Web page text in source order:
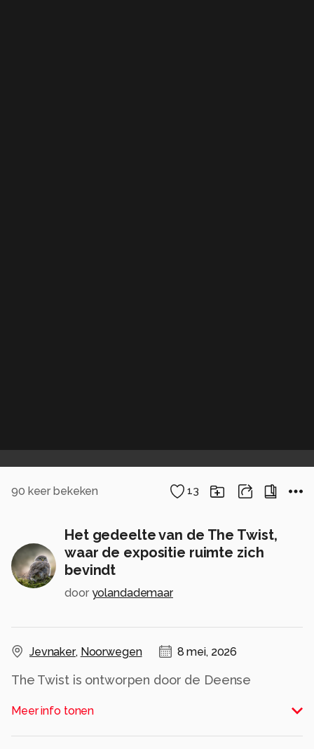
90 keer bekeken 13
Het gedeelte van de The Twist,
waar de expositie ruimte zich
bevindt
door yolandademaar
Jevnaker, Noorwegen 8 mei, 2026
The Twist is ontworpen door de Deense
gedeelte van het gebouw, is ontstaan doordat
de ene oever van de rivier Randselva hoger ligt
Meer info tonen